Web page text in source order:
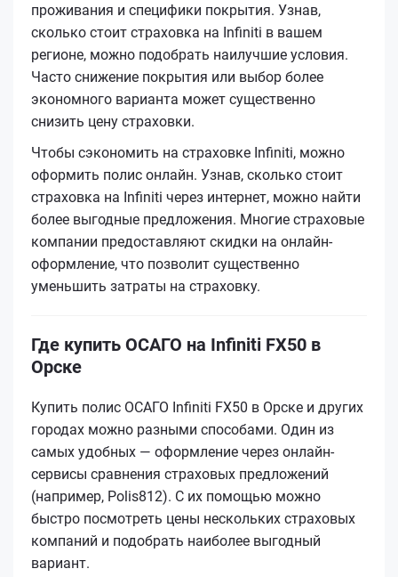
проживания и специфики покрытия. Узнав,
сколько стоит страховка на Infiniti в вашем
регионе, можно подобрать наилучшие условия.
Часто снижение покрытия или выбор более
экономного варианта может существенно
снизить цену страховки.
Чтобы сэкономить на страховке Infiniti, можно
оформить полис онлайн. Узнав, сколько стоит
страховка на Infiniti через интернет, можно найти
более выгодные предложения. Многие страховые
компании предоставляют скидки на онлайн-
оформление, что позволит существенно
уменьшить затраты на страховку.
Где купить ОСАГО на Infiniti FX50 в
Орске
Купить полис ОСАГО Infiniti FX50 в Орске и других
городах можно разными способами. Один из
самых удобных — оформление через онлайн-
сервисы сравнения страховых предложений
(например, Polis812). С их помощью можно
быстро посмотреть цены нескольких страховых
компаний и подобрать наиболее выгодный
вариант.